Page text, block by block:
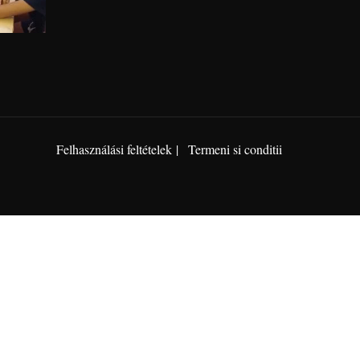
Felhasználási feltételek Termeni si conditii